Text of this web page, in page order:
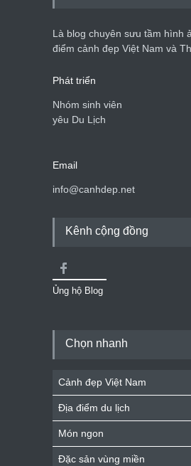
du lịch quốc gia
Cảnh đẹp Việt
Là blog chuyên sưu tầm hình
điểm cảnh đẹp Việt Nam và
Phát triển
Nhóm sinh viên
yêu Du Lịch
Email
info@canhdep.net
Kênh cộng đồng
Ủng hộ Blog
Chọn nhanh
Cảnh đẹp Việt Nam
Địa điểm du lịch
Món ngon
Đặc sản vùng miền